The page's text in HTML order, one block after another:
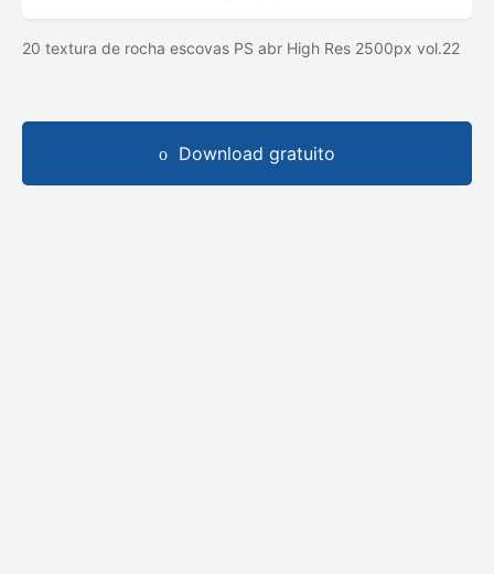
20 textura de rocha escovas PS abr High Res 2500px vol.22
Download gratuito